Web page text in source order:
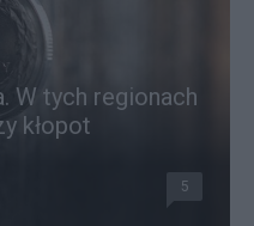
W tych regionach
kłopot
5